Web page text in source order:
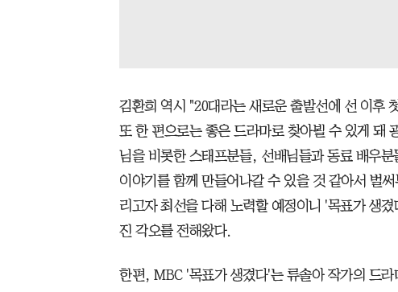
김환희 역시 "20대라는 새로운 출발선에 선 이후
또 한 편으로는 좋은 드라마로 찾아뵐 수 있게 돼
님을 비롯한 스태프분들, 선배님들과 동료 배우
이야기를 함께 만들어나갈 수 있을 것 같아서 벌
리고자 최선을 다해 노력할 예정이니 '목표가 생
진 각오를 전해왔다.
한편, MBC '목표가 생겼다'는 류솔아 작가의 드